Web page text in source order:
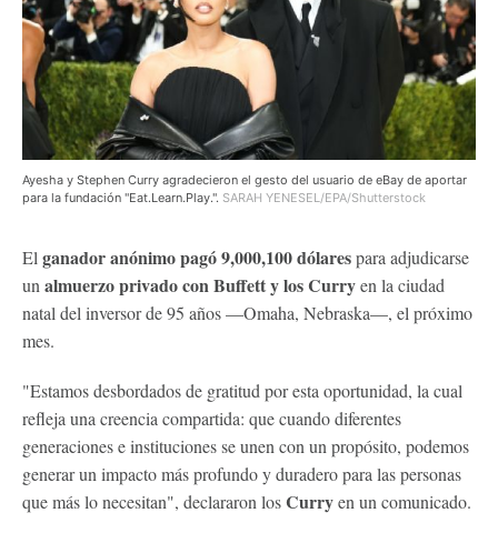
Ayesha y Stephen Curry agradecieron el gesto del usuario de eBay de aportar
para la fundación "Eat.Learn.Play.". SARAH YENESEL/EPA/Shutterstock
El ganador anónimo pagó 9,000,100 dólarespara adjudicarse
un almuerzo privado con Buffett y los Curryen la ciudad
natal del inversor de 95 años —Omaha, Nebraska—, el próximo
mes.
"Estamos desbordados de gratitud por esta oportunidad, la cual
refleja una creencia compartida: que cuando diferentes
generaciones e instituciones se unen con un propósito, podemos
generar un impacto más profundo y duradero para las personas
que más lo necesitan", declararon losCurryen un comunicado.